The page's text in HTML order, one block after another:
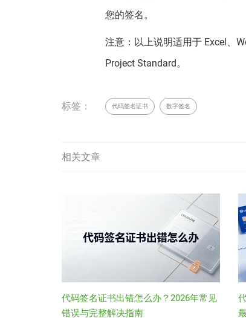
您的签名。
注意：以上说明适用于 Excel、
Project Standard。
标签： 代码签名证书 数字签名
相关文章
代码签名证书出错怎么办？2026年常见
错误与完整解决指南